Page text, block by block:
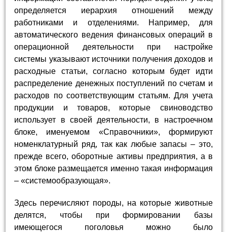
определяется иерархия отношений между
работниками и отделениями. Например, для
автоматического ведения финансовых операций в
операционной деятельности при настройке
системы указывают источники получения доходов и
расходные статьи, согласно которым будет идти
распределение денежных поступлений по счетам и
расходов по соответствующим статьям. Для учета
продукции и товаров, которые свиноводство
использует в своей деятельности, в настроечном
блоке, именуемом «Справочники», формируют
номенклатурный ряд, так как любые запасы – это,
прежде всего, оборотные активы предприятия, а в
этом блоке размещается именно такая информация
– «системообразующая».
Здесь перечисляют породы, на которые животные
делятся, чтобы при формировании базы
имеющегося поголовья можно было